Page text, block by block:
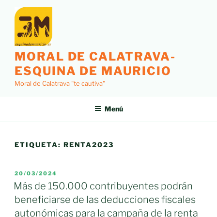
contenido
MORAL DE CALATRAVA-
ESQUINA DE MAURICIO
Moral de Calatrava "te cautiva"
Menú
ETIQUETA: RENTA2023
PUBLICADO
EL
20/03/2024
Más de 150.000 contribuyentes podrán
beneficiarse de las deducciones fiscales
autonómicas para la campaña de la renta